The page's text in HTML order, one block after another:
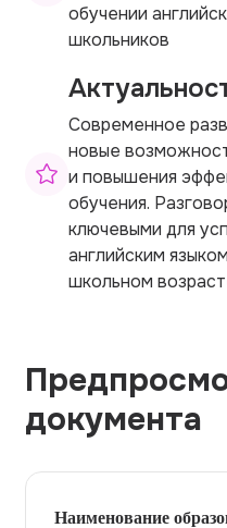
обучении
школьников
Современное
новые
и повышения
обучения.
ключевыми для
английским
школьном
документа
Наименование